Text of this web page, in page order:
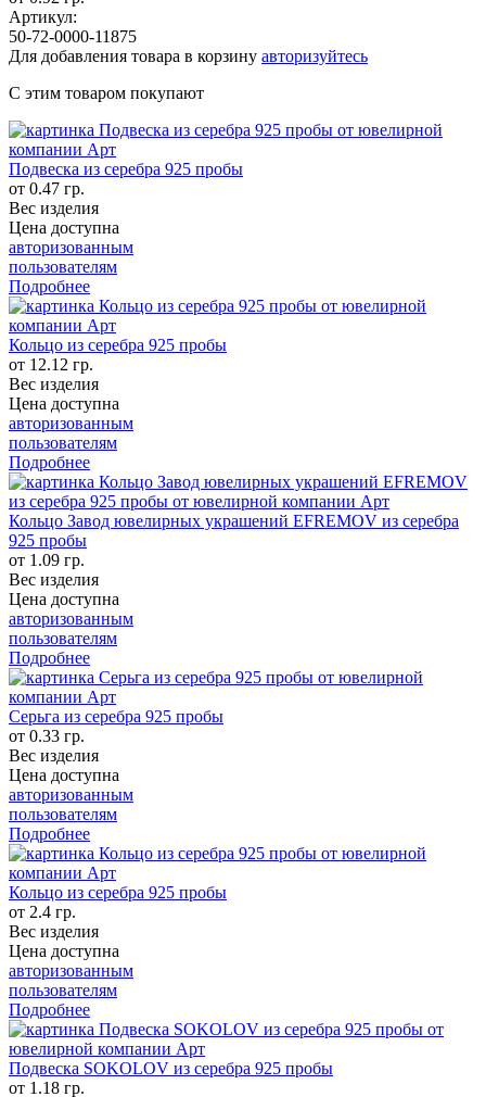
Артикул:
50-72-0000-11875
Для добавления товара в корзину авторизуйтесь
С этим товаром покупают
Подвеска из серебра 925 пробы
от 0.47 гр.
Вес изделия
Цена доступна
авторизованным
пользователям
Подробнее
Кольцо из серебра 925 пробы
от 12.12 гр.
Вес изделия
Цена доступна
авторизованным
пользователям
Подробнее
Кольцо Завод ювелирных украшений EFREMOV из серебра
925 пробы
от 1.09 гр.
Вес изделия
Цена доступна
авторизованным
пользователям
Подробнее
Серьга из серебра 925 пробы
от 0.33 гр.
Вес изделия
Цена доступна
авторизованным
пользователям
Подробнее
Кольцо из серебра 925 пробы
от 2.4 гр.
Вес изделия
Цена доступна
авторизованным
пользователям
Подробнее
Подвеска SOKOLOV из серебра 925 пробы
от 1.18 гр.